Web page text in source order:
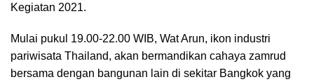
Kegiatan 2021.
Mulai pukul 19.00-22.00 WIB, Wat Arun, ikon industri
pariwisata Thailand, akan bermandikan cahaya zamrud
bersama dengan bangunan lain di sekitar Bangkok yang